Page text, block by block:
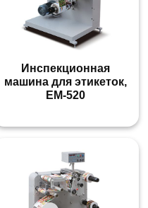
Инспекционная
машина для этикеток,
EM-520